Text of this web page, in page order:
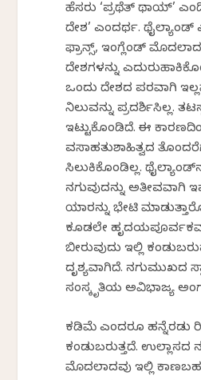
ಹೆಸರು ‘ಪ್ರಥೆತ್ ಥಾಯ್’
ದೇಶ’ ಎಂದರ್ಥ.
ಫ್ರಾನ್ಸ್, ಇಂಗ್ಲೆಂಡ್
ದೇಶಗಳನ್ನು
ಒಂದು ದೇಶದ ಪರವಾಗಿ
ನಿಲುವನ್ನು ಪ್ರದರ್ಶಿಸಿಲ್ಲ.
ಇಟ್ಟುಕೊಂಡಿದೆ. ಈ
ವಸಾಹತುಶಾಹಿತ್ವದ
ಸಿಲುಕಿಕೊಂಡಿಲ್ಲ.
ನಗುವುದನ್ನು ಅತೀವವಾಗಿ
ಯಾರನ್ನು ಭೇಟಿ
ಕೂಡಲೇ
ಬೀರುವುದು ಇಲ್ಲಿ
ದೃಶ್ಯವಾಗಿದೆ. ನಗುಮುಖದ
ಸಂಸ್ಕೃತಿಯ ಅವಿಭಾಜ್ಯ
ಕಡಿಮೆ ಎಂದರೂ ಹನ್ನೆರಡು
ಕಂಡುಬರುತ್ತದೆ. ಉಲ್ಲಾಸದ
ಮೊದಲಾದವು ಇಲ್ಲಿ